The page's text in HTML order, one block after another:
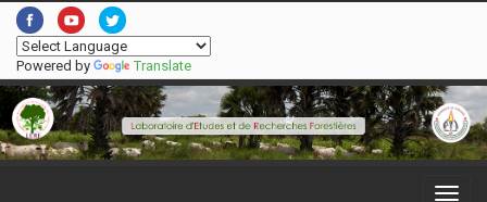
Powered by Translate
Menu